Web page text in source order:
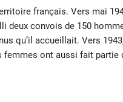
français. Vers mai
convois de 150
qu’il accueillait. Vers
ont aussi fait